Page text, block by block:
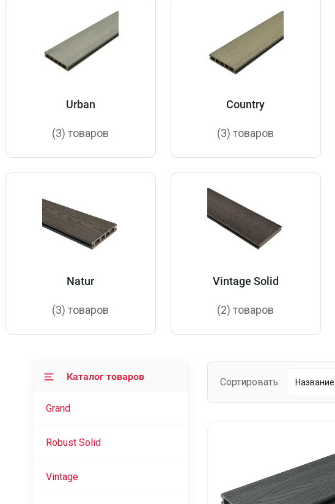
Urban
(3) товаров
Country
(3) товаров
Natur
(3) товаров
Vintage Solid
(2) товаров
Сортировать: Название
Каталог товаров
Grand
Robust Solid
Vintage